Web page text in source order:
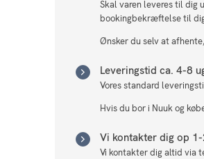
Skal varen leveres til dig
bookingbekræftelse til
Ønsker du selv at
Leveringstid ca. 4-8
Vores standard
Hvis du bor i Nuuk og
Vi kontakter dig op
Vi kontakter dig altid via